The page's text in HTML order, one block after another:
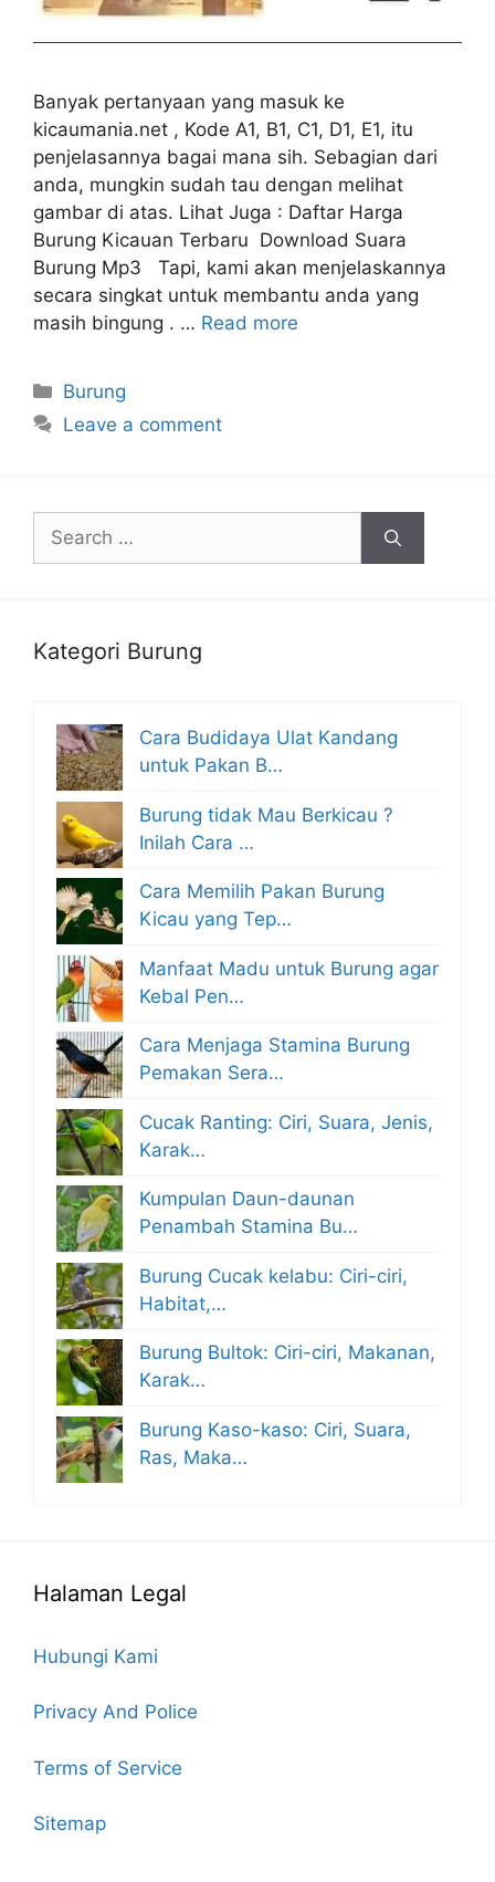
Banyak pertanyaan yang masuk ke
kicaumania.net , Kode A1, B1, C1, D1, E1, itu
penjelasannya bagai mana sih. Sebagian dari
anda, mungkin sudah tau dengan melihat
gambar di atas. Lihat Juga : Daftar Harga
Burung Kicauan Terbaru Download Suara
Burung Mp3 Tapi, kami akan menjelaskannya
secara singkat untuk membantu anda yang
masih bingung . … Read more
Categories
Burung
Leave a comment
Search
for:
Kategori Burung
Cara Budidaya Ulat Kandang
untuk Pakan B…
Burung tidak Mau Berkicau ?
Inilah Cara …
Cara Memilih Pakan Burung
Kicau yang Tep…
Manfaat Madu untuk Burung agar
Kebal Pen…
Cara Menjaga Stamina Burung
Pemakan Sera…
Cucak Ranting: Ciri, Suara, Jenis,
Karak…
Kumpulan Daun-daunan
Penambah Stamina Bu…
Burung Cucak kelabu: Ciri-ciri,
Habitat,…
Burung Bultok: Ciri-ciri, Makanan,
Karak…
Burung Kaso-kaso: Ciri, Suara,
Ras, Maka…
Halaman Legal
Hubungi Kami
Privacy And Police
Terms of Service
Sitemap